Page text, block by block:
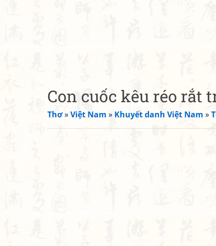
Con cuốc kêu réo rắt
Thơ»Việt Nam » Khuyết danh Việt Nam »